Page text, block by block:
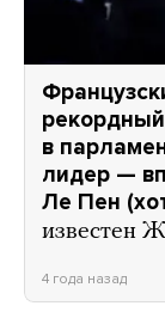
в
лидер —
Ле Пен
известен
4 года назад